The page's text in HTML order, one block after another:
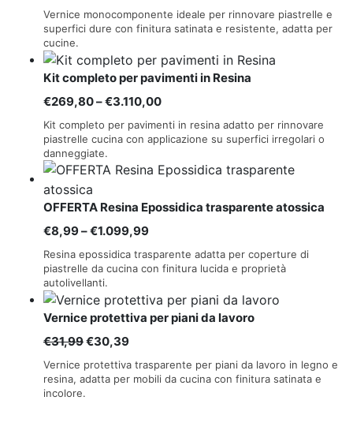
di
prezzo:
€27,99
a
€115,99
Vernice monocomponente ideale per rinnovare piastrelle e
superfici dure con finitura satinata e resistente, adatta per
cucine.
Kit completo per pavimenti in Resina
€269,80–€3.110,00Fascia
di
prezzo:
€269,80
€3.110,00
Kit completo per pavimenti in resina adatto per rinnovare
piastrelle cucina con applicazione su superfici irregolari o
danneggiate.
OFFERTA Resina Epossidica trasparente atossica
€8,99–€1.099,99Fascia
di
prezzo:
€8,99
a
Resina epossidica trasparente adatta per coperture di
piastrelle da cucina con finitura lucida e proprietà
autolivellanti.
Vernice protettiva per piani da lavoro
€31,99Il
prezzo
originale
€30,39Il
prezzo
attuale
Vernice protettiva trasparente per piani da lavoro in legno e
resina, adatta per mobili da cucina con finitura satinata e
incolore.